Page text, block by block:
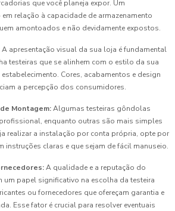
que você planeja expor. Um
relação à capacidade de armazenamento
amontoados e não devidamente expostos.
A apresentação visual da sua loja é fundamental
testeiras que se alinhem com o estilo da sua
Cores, acabamentos e design
a percepção dos consumidores.
Montagem:Algumas testeiras gôndolas
enquanto outras são mais simples
realizar a instalação por conta própria, opte por
instruções claras e que sejam de fácil manuseio.
A qualidade e a reputação do
um papel significativo na escolha da testeira
ou fornecedores que ofereçam garantia e
Esse fator é crucial para resolver eventuais